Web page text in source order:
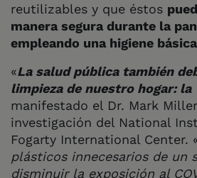
reutilizables y que éstos
manera segura durante la
empleando una higiene
«La salud pública también
limpieza de nuestro hogar: la
manifestado el Dr. Mark
investigación del National
Fogarty International Center.
plásticos innecesarios de un
disminuir la exposición al